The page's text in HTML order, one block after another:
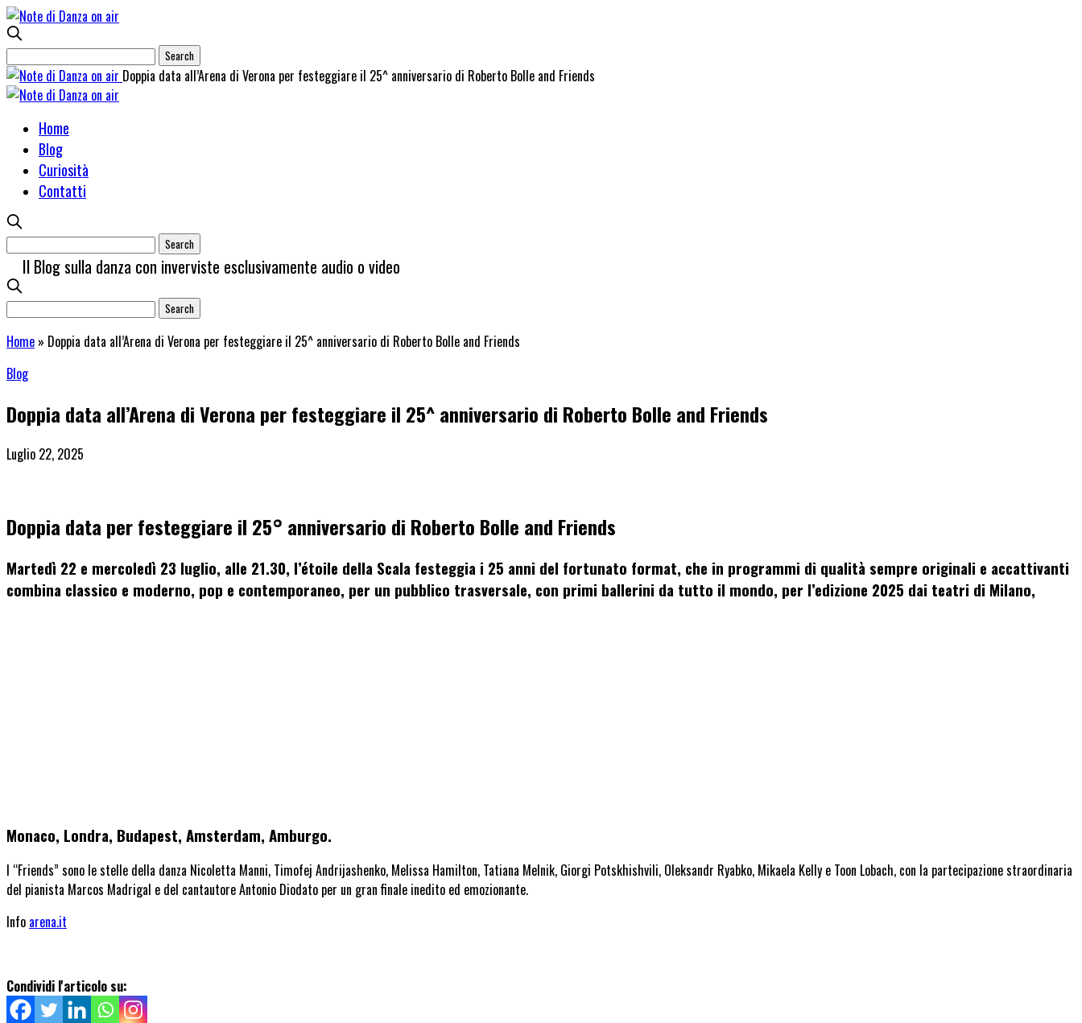
Doppia data all’Arena di Verona per festeggiare il 25^ anniversario di Roberto Bolle and Friends
Home
Blog
Curiosità
Contatti
Il Blog sulla danza con inverviste esclusivamente audio o video
Home » Doppia data all’Arena di Verona per festeggiare il 25^ anniversario di Roberto Bolle and Friends
Blog
Doppia data all’Arena di Verona per festeggiare il 25^ anniversario di Roberto Bolle and Friends
Luglio 22, 2025
Doppia data per festeggiare il 25° anniversario di Roberto Bolle and Friends
Martedì 22 e mercoledì 23 luglio, alle 21.30, l’étoile della Scala festeggia i 25 anni del fortunato format, che in programmi di qualità sempre originali e accattivanti
combina classico e moderno, pop e contemporaneo, per un pubblico trasversale, con primi ballerini da tutto il mondo, per l’edizione 2025 dai teatri di Milano,
Monaco, Londra, Budapest, Amsterdam, Amburgo.
I “Friends” sono le stelle della danza Nicoletta Manni, Timofej Andrijashenko, Melissa Hamilton, Tatiana Melnik, Giorgi Potskhishvili, Oleksandr Ryabko, Mikaela Kelly e Toon Lobach, con la partecipazione straordinaria
del pianista Marcos Madrigal e del cantautore Antonio Diodato per un gran finale inedito ed emozionante.
Info arena.it
Condividi l'articolo su: